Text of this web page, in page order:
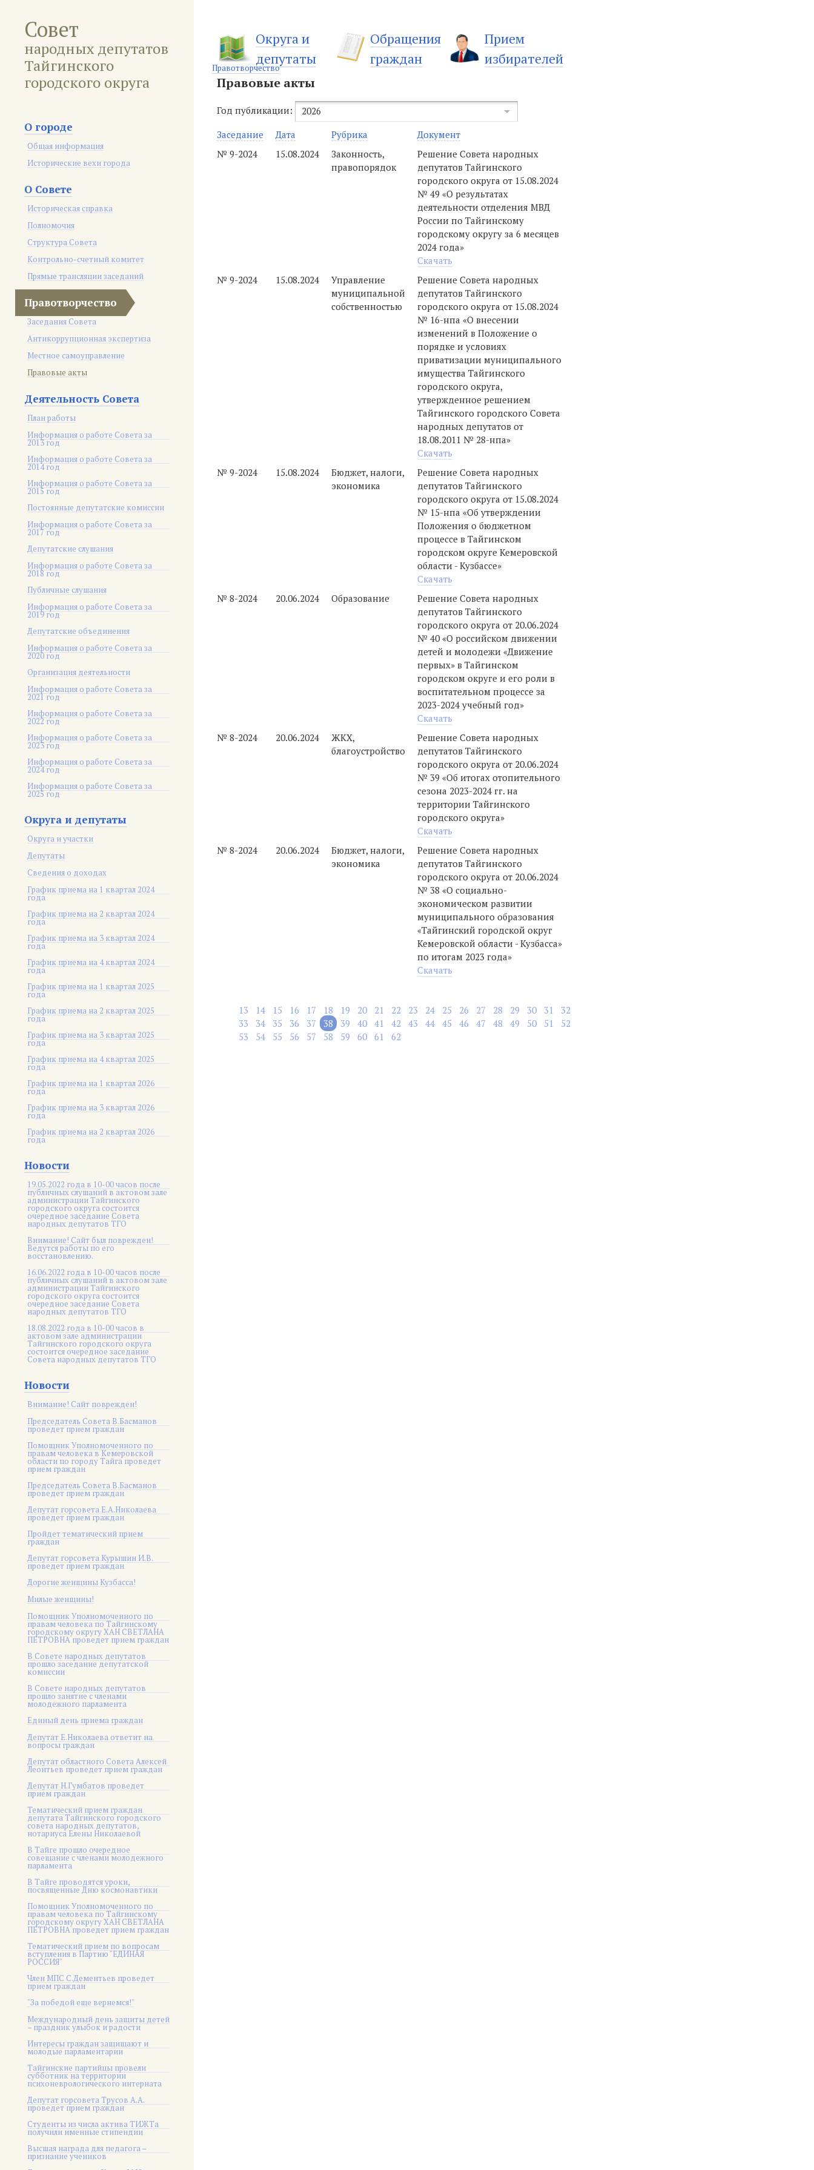
Совет
народных депутатов
Тайгинского
городского округа
О городе
Общая информация
Исторические вехи города
О Совете
Историческая справка
Полномочия
Структура Совета
Контрольно-счетный комитет
Прямые трансляции заседаний
Правотворчество
Заседания Совета
Антикоррупционная экспертиза
Местное самоуправление
Правовые акты
Деятельность Совета
План работы
Информация о работе Совета за
2013 год
Информация о работе Совета за
2014 год
Информация о работе Совета за
2015 год
Постоянные депутатские комиссии
Информация о работе Совета за
2017 год
Депутатские слушания
Информация о работе Совета за
2018 год
Публичные слушания
Информация о работе Совета за
2019 год
Депутатские объединения
Информация о работе Совета за
2020 год
Организация деятельности
Информация о работе Совета за
2021 год
Информация о работе Совета за
2022 год
Информация о работе Совета за
2023 год
Информация о работе Совета за
2024 год
Информация о работе Совета за
2025 год
Округа и депутаты
Округа и участки
Депутаты
Сведения о доходах
График приема на 1 квартал 2024
года
График приема на 2 квартал 2024
года
График приема на 3 квартал 2024
года
График приема на 4 квартал 2024
года
График приема на 1 квартал 2025
года
График приема на 2 квартал 2025
года
График приема на 3 квартал 2025
года
График приема на 4 квартал 2025
года
График приема на 1 квартал 2026
года
График приема на 3 квартал 2026
года
График приема на 2 квартал 2026
года
Новости
19.05.2022 года в 10-00 часов после
публичных слушаний в актовом зале
администрации Тайгинского
городского округа состоится
очередное заседание Совета
народных депутатов ТГО
Внимание! Сайт был поврежден!
Ведутся работы по его
восстановлению.
16.06.2022 года в 10-00 часов после
публичных слушаний в актовом зале
администрации Тайгинского
городского округа состоится
очередное заседание Совета
народных депутатов ТГО
18.08.2022 года в 10-00 часов в
актовом зале администрации
Тайгинского городского округа
состоится очередное заседание
Совета народных депутатов ТГО
Новости
Внимание! Сайт поврежден!
Председатель Совета В.Басманов
проведет прием граждан
Помощник Уполномоченного по
правам человека в Кемеровской
области по городу Тайга проведет
прием граждан
Председатель Совета В.Басманов
проведет прием граждан
Депутат горсовета Е.А.Николаева
проведет прием граждан
Пройдет тематический прием
граждан
Депутат горсовета Курышин И.В.
проведет прием граждан
Дорогие женщины Кузбасса!
Милые женщины!
Помощник Уполномоченного по
правам человека по Тайгинскому
городскому округу ХАН СВЕТЛАНА
ПЕТРОВНА проведет прием граждан
В Совете народных депутатов
прошло заседание депутатской
комиссии
В Совете народных депутатов
прошло занятие с членами
молодежного парламента
Единый день приема граждан
Депутат Е.Николаева ответит на
вопросы граждан
Депутат областного Совета Алексей
Леонтьев проведет прием граждан
Депутат Н.Гумбатов проведет
прием граждан
Тематический прием граждан
депутата Тайгинского городского
совета народных депутатов,
нотариуса Елены Николаевой
В Тайге прошло очередное
совещание с членами молодежного
парламента
В Тайге проводятся уроки,
посвященные Дню космонавтики
Помощник Уполномоченного по
правам человека по Тайгинскому
городскому округу ХАН СВЕТЛАНА
ПЕТРОВНА проведет прием граждан
Тематический прием по вопросам
вступления в Партию "ЕДИНАЯ
РОССИЯ"
Член МПС С.Дементьев проведет
прием граждан
"За победой еще вернемся!"
Международный день защиты детей
– праздник улыбок и радости
Интересы граждан защищают и
молодые парламентарии
Тайгинские партийцы провели
субботник на территории
психоневрологического интерната
Депутат горсовета Трусов А.А.
проведет прием граждан
Студенты из числа актива ТИЖТа
получили именные стипендии
Высшая награда для педагога –
признание учеников
Округа и
депутаты
Обращения
граждан
Прием
избирателей
Правотворчество
Правовые акты
Год публикации:
2026
Заседание
Дата Рубрика
Документ
№ 9-2024
15.08.2024
Законность,
правопорядок
Решение Совета народных
депутатов Тайгинского
городского округа от 15.08.2024
№ 49 «О результатах
деятельности отделения МВД
России по Тайгинскому
городскому округу за 6 месяцев
2024 года»
Скачать
№ 9-2024
15.08.2024
Управление
муниципальной
собственностью
Решение Совета народных
депутатов Тайгинского
городского округа от 15.08.2024
№ 16-нпа «О внесении
изменений в Положение о
порядке и условиях
приватизации муниципального
имущества Тайгинского
городского округа,
утвержденное решением
Тайгинского городского Совета
народных депутатов от
18.08.2011 № 28-нпа»
Скачать
№ 9-2024
15.08.2024
Бюджет, налоги,
экономика
Решение Совета народных
депутатов Тайгинского
городского округа от 15.08.2024
№ 15-нпа «Об утверждении
Положения о бюджетном
процессе в Тайгинском
городском округе Кемеровской
области - Кузбассе»
Скачать
№ 8-2024
20.06.2024 Образование
Решение Совета народных
депутатов Тайгинского
городского округа от 20.06.2024
№ 40 «О российском движении
детей и молодежи «Движение
первых» в Тайгинском
городском округе и его роли в
воспитательном процессе за
2023-2024 учебный год»
Скачать
№ 8-2024
20.06.2024
ЖКХ,
благоустройство
Решение Совета народных
депутатов Тайгинского
городского округа от 20.06.2024
№ 39 «Об итогах отопительного
сезона 2023-2024 гг. на
территории Тайгинского
городского округа»
Скачать
№ 8-2024
20.06.2024
Бюджет, налоги,
экономика
Решение Совета народных
депутатов Тайгинского
городского округа от 20.06.2024
№ 38 «О социально-
экономическом развитии
муниципального образования
«Тайгинский городской округ
Кемеровской области - Кузбасса»
по итогам 2023 года»
Скачать
13 14 15 16 17 18 19 20 21 22 23 24 25 26 27 28 29 30 31
32
33
34 35 36 37 38 39 40 41 42 43 44 45 46 47 48 49 50 51
52
53
54 55 56 57 58 59 60 61 62